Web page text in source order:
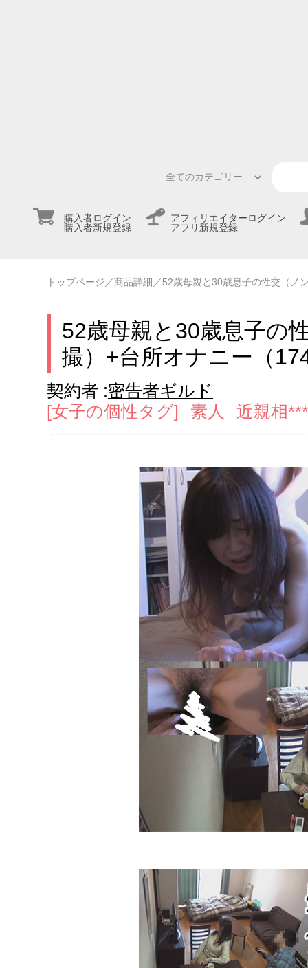
購入者ログイン
購入者新規登録
アフィリエイターログイン
アフリ新規登録
トップページ ／商品詳細 ／52歳母親と30歳息子の性交（ノ
52歳母親と30歳息子の
撮）+台所オナニー （
契約者 :密告者ギルド
[女子の個性タグ]
素人 近親相***